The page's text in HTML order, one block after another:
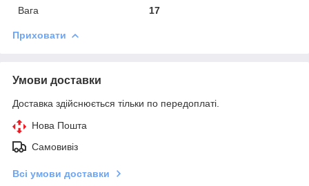
Вага
17
Приховати
Умови доставки
Доставка здійснюється тільки по передоплаті.
Нова Пошта
Самовивіз
Всі умови доставки